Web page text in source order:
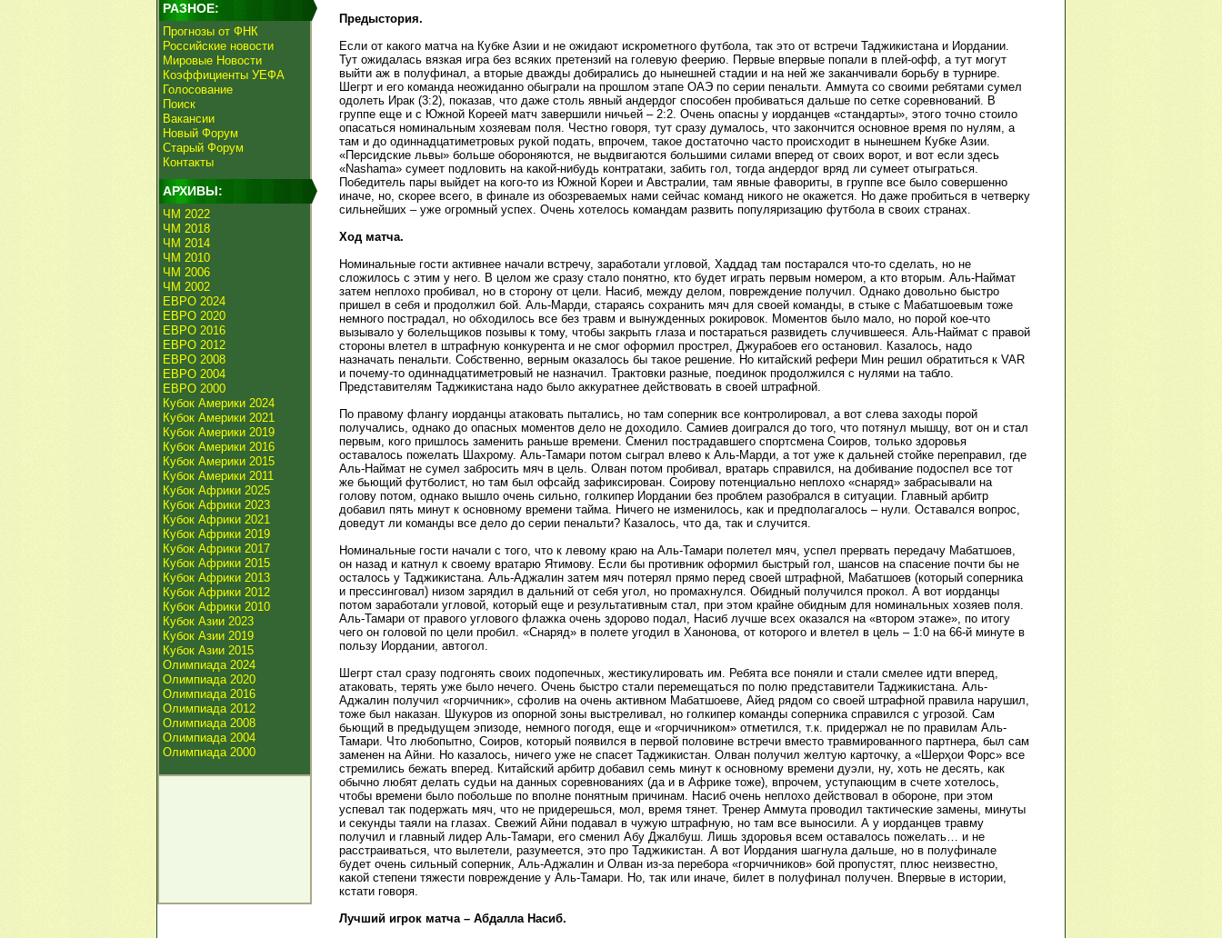
РАЗНОЕ:
Прогнозы от ФНК
Российские новости
Мировые Новости
Коэффициенты УЕФА
Голосование
Поиск
Вакансии
Новый Форум
Старый Форум
Контакты
АРХИВЫ:
ЧМ 2022
ЧМ 2018
ЧМ 2014
ЧМ 2010
ЧМ 2006
ЧМ 2002
ЕВРО 2024
ЕВРО 2020
ЕВРО 2016
ЕВРО 2012
ЕВРО 2008
ЕВРО 2004
ЕВРО 2000
Кубок Америки 2024
Кубок Америки 2021
Кубок Америки 2019
Кубок Америки 2016
Кубок Америки 2015
Кубок Америки 2011
Кубок Африки 2025
Кубок Африки 2023
Кубок Африки 2021
Кубок Африки 2019
Кубок Африки 2017
Кубок Африки 2015
Кубок Африки 2013
Кубок Африки 2012
Кубок Африки 2010
Кубок Азии 2023
Кубок Азии 2019
Кубок Азии 2015
Олимпиада 2024
Олимпиада 2020
Олимпиада 2016
Олимпиада 2012
Олимпиада 2008
Олимпиада 2004
Олимпиада 2000
Предыстория.
Если от какого матча на Кубке Азии и не ожидают искрометного футбола, так это от встречи Таджикистана и Иордании.
Тут ожидалась вязкая игра без всяких претензий на голевую феерию. Первые впервые попали в плей-офф, а тут могут
выйти аж в полуфинал, а вторые дважды добирались до нынешней стадии и на ней же заканчивали борьбу в турнире.
Шегрт и его команда неожиданно обыграли на прошлом этапе ОАЭ по серии пенальти. Аммута со своими ребятами сумел
одолеть Ирак (3:2), показав, что даже столь явный андердог способен пробиваться дальше по сетке соревнований. В
группе еще и с Южной Кореей матч завершили ничьей – 2:2. Очень опасны у иорданцев «стандарты», этого точно стоило
опасаться номинальным хозяевам поля. Честно говоря, тут сразу думалось, что закончится основное время по нулям, а
там и до одиннадцатиметровых рукой подать, впрочем, такое достаточно часто происходит в нынешнем Кубке Азии.
«Персидские львы» больше обороняются, не выдвигаются большими силами вперед от своих ворот, и вот если здесь
«Nashama» сумеет подловить на какой-нибудь контратаки, забить гол, тогда андердог вряд ли сумеет отыграться.
Победитель пары выйдет на кого-то из Южной Кореи и Австралии, там явные фавориты, в группе все было совершенно
иначе, но, скорее всего, в финале из обозреваемых нами сейчас команд никого не окажется. Но даже пробиться в четверку
сильнейших – уже огромный успех. Очень хотелось командам развить популяризацию футбола в своих странах.
Ход матча.
Номинальные гости активнее начали встречу, заработали угловой, Хаддад там постарался что-то сделать, но не
сложилось с этим у него. В целом же сразу стало понятно, кто будет играть первым номером, а кто вторым. Аль-Наймат
затем неплохо пробивал, но в сторону от цели. Насиб, между делом, повреждение получил. Однако довольно быстро
пришел в себя и продолжил бой. Аль-Марди, стараясь сохранить мяч для своей команды, в стыке с Мабатшоевым тоже
немного пострадал, но обходилось все без травм и вынужденных рокировок. Моментов было мало, но порой кое-что
вызывало у болельщиков позывы к тому, чтобы закрыть глаза и постараться развидеть случившееся. Аль-Наймат с правой
стороны влетел в штрафную конкурента и не смог оформил прострел, Джурабоев его остановил. Казалось, надо
назначать пенальти. Собственно, верным оказалось бы такое решение. Но китайский рефери Мин решил обратиться к VAR
и почему-то одиннадцатиметровый не назначил. Трактовки разные, поединок продолжился с нулями на табло.
Представителям Таджикистана надо было аккуратнее действовать в своей штрафной.
По правому флангу иорданцы атаковать пытались, но там соперник все контролировал, а вот слева заходы порой
получались, однако до опасных моментов дело не доходило. Самиев доигрался до того, что потянул мышцу, вот он и стал
первым, кого пришлось заменить раньше времени. Сменил пострадавшего спортсмена Соиров, только здоровья
оставалось пожелать Шахрому. Аль-Тамари потом сыграл влево к Аль-Марди, а тот уже к дальней стойке переправил, где
Аль-Наймат не сумел забросить мяч в цель. Олван потом пробивал, вратарь справился, на добивание подоспел все тот
же бьющий футболист, но там был офсайд зафиксирован. Соирову потенциально неплохо «снаряд» забрасывали на
голову потом, однако вышло очень сильно, голкипер Иордании без проблем разобрался в ситуации. Главный арбитр
добавил пять минут к основному времени тайма. Ничего не изменилось, как и предполагалось – нули. Оставался вопрос,
доведут ли команды все дело до серии пенальти? Казалось, что да, так и случится.
Номинальные гости начали с того, что к левому краю на Аль-Тамари полетел мяч, успел прервать передачу Мабатшоев,
он назад и катнул к своему вратарю Ятимову. Если бы противник оформил быстрый гол, шансов на спасение почти бы не
осталось у Таджикистана. Аль-Аджалин затем мяч потерял прямо перед своей штрафной, Мабатшоев (который соперника
и прессинговал) низом зарядил в дальний от себя угол, но промахнулся. Обидный получился прокол. А вот иорданцы
потом заработали угловой, который еще и результативным стал, при этом крайне обидным для номинальных хозяев поля.
Аль-Тамари от правого углового флажка очень здорово подал, Насиб лучше всех оказался на «втором этаже», по итогу
чего он головой по цели пробил. «Снаряд» в полете угодил в Ханонова, от которого и влетел в цель – 1:0 на 66-й минуте в
пользу Иордании, автогол.
Шегрт стал сразу подгонять своих подопечных, жестикулировать им. Ребята все поняли и стали смелее идти вперед,
атаковать, терять уже было нечего. Очень быстро стали перемещаться по полю представители Таджикистана. Аль-
Аджалин получил «горчичник», сфолив на очень активном Мабатшоеве, Айед рядом со своей штрафной правила нарушил,
тоже был наказан. Шукуров из опорной зоны выстреливал, но голкипер команды соперника справился с угрозой. Сам
бьющий в предыдущем эпизоде, немного погодя, еще и «горчичником» отметился, т.к. придержал не по правилам Аль-
Тамари. Что любопытно, Соиров, который появился в первой половине встречи вместо травмированного партнера, был сам
заменен на Айни. Но казалось, ничего уже не спасет Таджикистан. Олван получил желтую карточку, а «Шерҳои Форс» все
стремились бежать вперед. Китайский арбитр добавил семь минут к основному времени дуэли, ну, хоть не десять, как
обычно любят делать судьи на данных соревнованиях (да и в Африке тоже), впрочем, уступающим в счете хотелось,
чтобы времени было побольше по вполне понятным причинам. Насиб очень неплохо действовал в обороне, при этом
успевал так подержать мяч, что не придерешься, мол, время тянет. Тренер Аммута проводил тактические замены, минуты
и секунды таяли на глазах. Свежий Айни подавал в чужую штрафную, но там все выносили. А у иорданцев травму
получил и главный лидер Аль-Тамари, его сменил Абу Джалбуш. Лишь здоровья всем оставалось пожелать… и не
расстраиваться, что вылетели, разумеется, это про Таджикистан. А вот Иордания шагнула дальше, но в полуфинале
будет очень сильный соперник, Аль-Аджалин и Олван из-за перебора «горчичников» бой пропустят, плюс неизвестно,
какой степени тяжести повреждение у Аль-Тамари. Но, так или иначе, билет в полуфинал получен. Впервые в истории,
кстати говоря.
Лучший игрок матча – Абдалла Насиб.